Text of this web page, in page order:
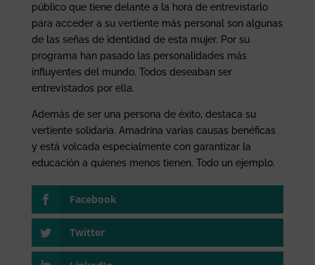
público que tiene delante a la hora de entrevistarlo
para acceder a su vertiente más personal son algunas
de las señas de identidad de esta mujer. Por su
programa han pasado las personalidades más
influyentes del mundo. Todos deseaban ser
entrevistados por ella.
Además de ser una persona de éxito, destaca su
vertiente solidaria. Amadrina varias causas benéficas
y está volcada especialmente con garantizar la
educación a quienes menos tienen. Todo un ejemplo.
Facebook
Twitter